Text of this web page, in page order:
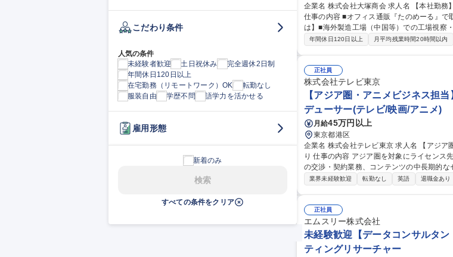
こだわり条件
人気の条件
未経験者歓迎
土日祝休み
完全週休2日制
年間休日120日以上
在宅勤務（リモートワーク）OK
転勤なし
服装自由
学歴不問 語学力を活かせる
雇用形態
新着のみ
検索
すべての条件をクリア
企業名 株式会社大塚商会 求人名 【本社勤務】調達業務・貿易実務《海外》◆語学不問/オフィス通販たのめーる
仕事の内容 ■オフィス通販『たのめーる』
は】■海外製造工場（中国等）での工場視察
管理 ■海外物流拠点の運用・最適化:海外拠点(上海等)を活用した物流集約・在庫管理。リードタイムに合わせたコ
や物流運用関連業務の海外子会社への教育・指導
社勤務】調達業務・貿易実務《海外》◆語学
年間休日120日以上 月平均残業時間20時間以内
正社員
株式会社テレビ東京
【アジア圏・アニメビジネス担
デューサー(テレビ/映画/アニメ)
月給45万円以上
東京都港区
企業名 株式会社テレビ東京 求人名 【アジア圏・アニメビジネス担当】アニメコンテンツ/中国語必須/海外出張あ
り 仕事の内容 アジア圏を対象にライセンス先への提案、交渉、契約、新規開拓業務から、権利元/製作委員会等と
の交渉・契約業務、コンテンツの中長期的なセール
の業務に対する管理運営（アニメ商品化事
海外出張あり
業界未経験歓迎 転勤なし 英語 退職金あり
正社員
エムスリー株式会社
未経験歓迎【データコンサルタ
ティングリサーチャー